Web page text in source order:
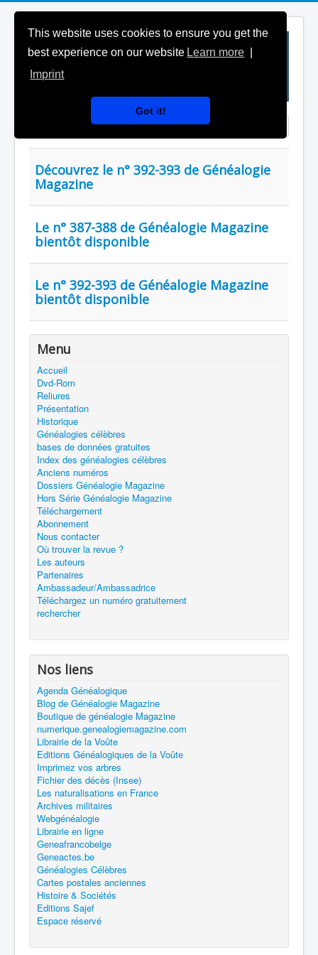
This website uses cookies to ensure you get the
best experience on our website Learn more
Imprint
Got it!
Saisir partie du titre Affichage #
Découvrez le n° 392-393 de Généalogie
Magazine
Le n° 387-388 de Généalogie Magazine
bientôt disponible
Le n° 392-393 de Généalogie Magazine
bientôt disponible
Menu
Accueil
Dvd-Rom
Reliures
Présentation
Historique
Généalogies célèbres
bases de données gratuites
Index des généalogies célèbres
Anciens numéros
Dossiers Généalogie Magazine
Hors Série Généalogie Magazine
Téléchargement
Abonnement
Nous contacter
Où trouver la revue ?
Les auteurs
Partenaires
Ambassadeur/Ambassadrice
Téléchargez un numéro gratuitement
rechercher
Nos liens
Agenda Généalogique
Blog de Généalogie Magazine
Boutique de généalogie Magazine
numerique.genealogiemagazine.com
Librairie de la Voûte
Editions Généalogiques de la Voûte
Imprimez vos arbres
Fichier des décès (Insee)
Les naturalisations en France
Archives militaires
Webgénéalogie
Librairie en ligne
Geneafrancobelge
Geneactes.be
Généalogies Célèbres
Cartes postales anciennes
Histoire & Sociétés
Editions Sajef
Espace réservé